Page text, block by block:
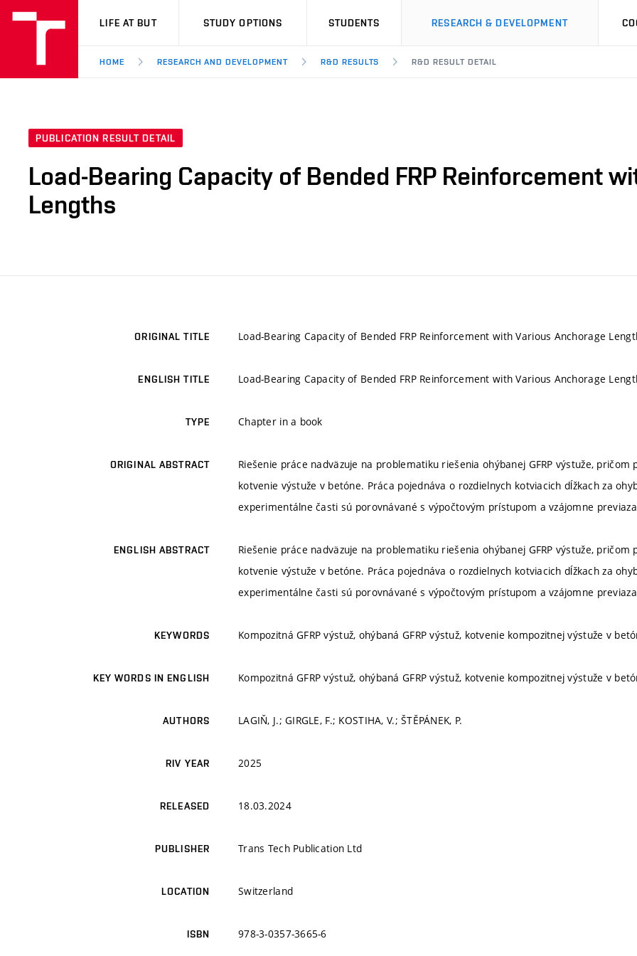
VUT
LIFE AT BUT STUDY OPTIONS STUDENTS RESEARCH & DEVELOPMENT
HOME RESEARCH AND DEVELOPMENT R&D RESULTS R&D RESULT DETAIL
PUBLICATION RESULT DETAIL
Load-Bearing Capacity of Bended FRP Reinforcement
Lengths
ORIGINAL TITLE Load-Bearing Capacity of Bended FRP Reinforcement with Various Anchorage
ENGLISH TITLE Load-Bearing Capacity of Bended FRP Reinforcement with Various Anchorage
TYPE Chapter in a book
ORIGINAL ABSTRACT
Riešenie práce nadväzuje na problematiku riešenia ohýbanej GFRP výstuže,
kotvenie výstuže v betóne. Práca pojednáva o rozdielnych kotviacich dĺžkach za
experimentálne časti sú porovnávané s výpočtovým prístupom a vzájomne
ENGLISH ABSTRACT
Riešenie práce nadväzuje na problematiku riešenia ohýbanej GFRP výstuže,
kotvenie výstuže v betóne. Práca pojednáva o rozdielnych kotviacich dĺžkach za
experimentálne časti sú porovnávané s výpočtovým prístupom a vzájomne
KEYWORDS Kompozitná GFRP výstuž, ohýbaná GFRP výstuž, kotvenie kompozitnej výstuže v
KEY WORDS IN ENGLISH Kompozitná GFRP výstuž, ohýbaná GFRP výstuž, kotvenie kompozitnej výstuže v
AUTHORS LAGIŇ, J.; GIRGLE, F.; KOSTIHA, V.; ŠTĚPÁNEK, P.
RIV YEAR 2025
RELEASED 18.03.2024
PUBLISHER Trans Tech Publication Ltd
LOCATION Switzerland
ISBN 978-3-0357-3665-6